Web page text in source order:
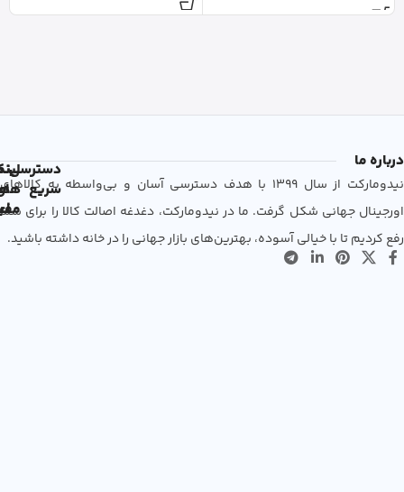
درباره ما
نیدومارکت از سال 1399 با هدف دسترسی آسان و بی‌واسطه به کالاهای
اورجینال جهانی شکل گرفت. ما در نیدومارکت، دغدغه اصالت کالا را برای شما
رفع کردیم تا با خیالی آسوده، بهترین‌های بازار جهانی را در خانه داشته باشید.
دسترسی
سریع